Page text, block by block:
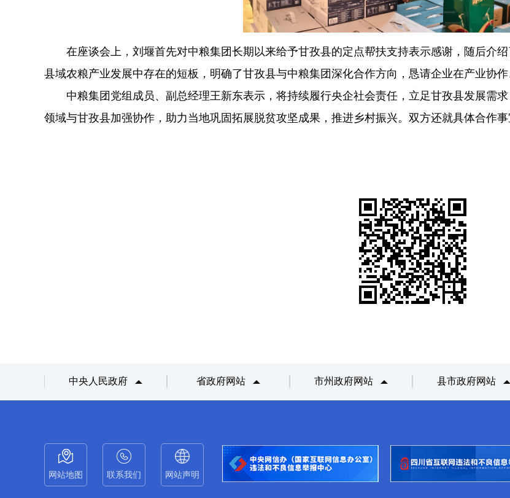
在座谈会上，刘堰首先对中粮集团长期以来给予甘孜县的定点帮扶支持表示感谢，随后介
县域农粮产业发展中存在的短板，明确了甘孜县与中粮集团深化合作方向，恳请企业在产业协
中粮集团党组成员、副总经理王新东表示，将持续履行央企社会责任，立足甘孜县发展需
领域与甘孜县加强协作，助力当地巩固拓展脱贫攻坚成果，推进乡村振兴。双方还就具体合作事
中央人民政府 省政府网站 市州政府网站 县市政府网站
网站地图 联系我们 网站声明